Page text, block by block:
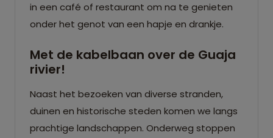
in een café of restaurant om na te genieten
onder het genot van een hapje en drankje.
Met de kabelbaan over de Guaja
rivier!
Naast het bezoeken van diverse stranden,
duinen en historische steden komen we langs
prachtige landschappen. Onderweg stoppen